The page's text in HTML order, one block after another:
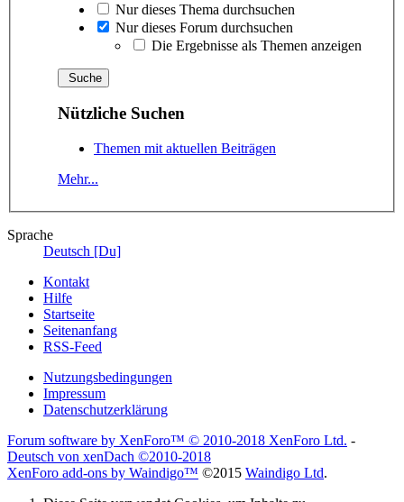
Nur dieses Thema durchsuchen
Nur dieses Forum durchsuchen
Die Ergebnisse als Themen anzeigen
Nützliche Suchen
Themen mit aktuellen Beiträgen
Mehr...
Sprache
Deutsch [Du]
Kontakt
Hilfe
Startseite
Seitenanfang
RSS-Feed
Nutzungsbedingungen
Impressum
Datenschutzerklärung
Forum software by XenForo™ © 2010-2018 XenForo Ltd. -
Deutsch von xenDach ©2010-2018
XenForo add-ons by Waindigo™ ©2015 Waindigo Ltd.